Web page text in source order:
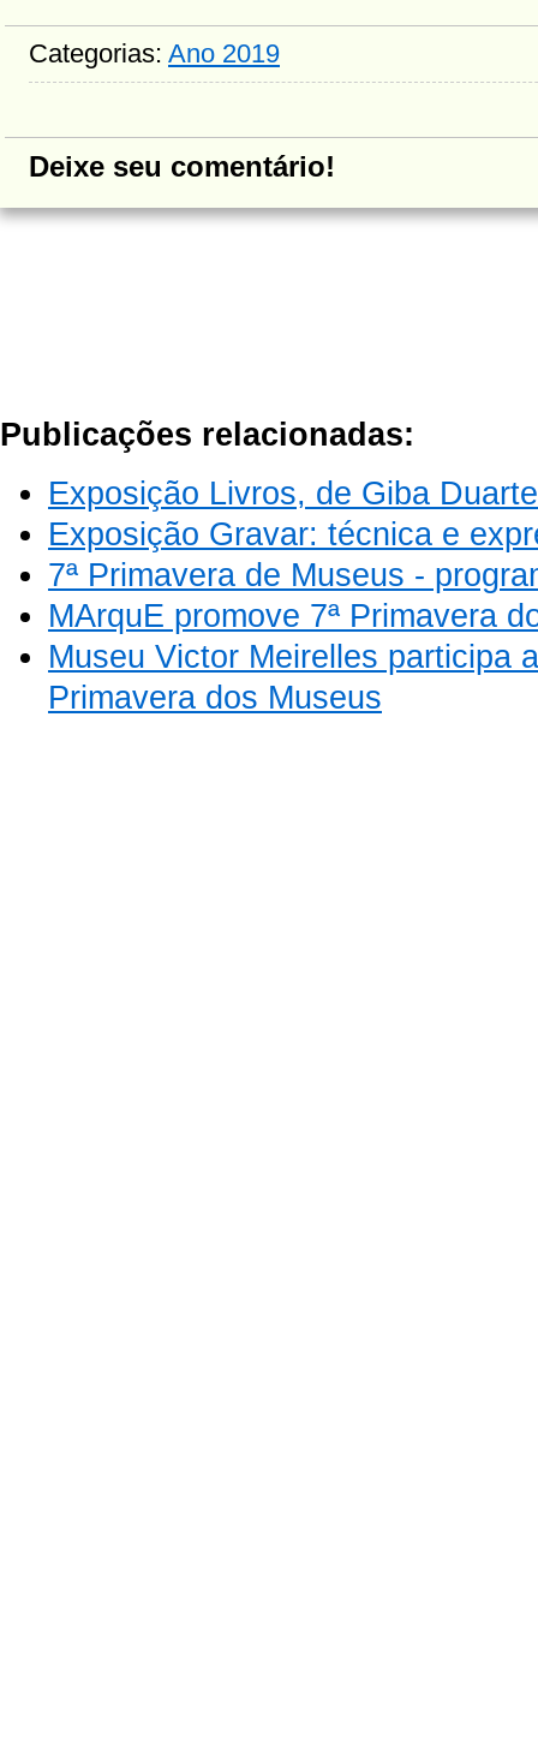
Categorias: Ano 2019
Deixe seu comentário!
Publicações relacionadas:
Exposição Livros, de Giba Duarte
Exposição Gravar: técnica e
7ª Primavera de Museus -
MArquE promove 7ª Primavera
Museu Victor Meirelles participa
Primavera dos Museus